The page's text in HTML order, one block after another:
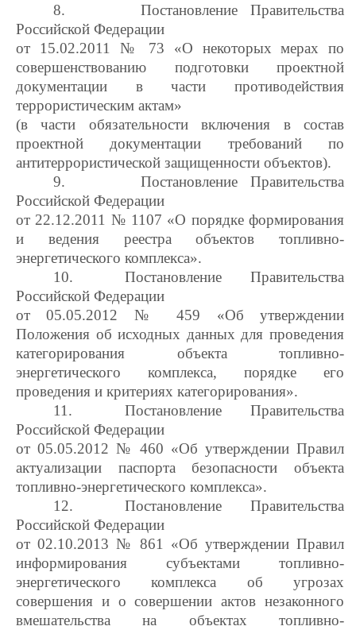
8.
Постановление Правительства
Российской Федерации
от 15.02.2011 № 73 «О некоторых мерах по
совершенствованию подготовки проектной
документации в части противодействия
террористическим актам»
(в части обязательности включения в состав
проектной документации требований по
антитеррористической защищенности объектов).
9.
Постановление Правительства
Российской Федерации
от 22.12.2011 № 1107 «О порядке формирования
и ведения реестра объектов топливно-
энергетического комплекса».
10.
Постановление Правительства
Российской Федерации
от 05.05.2012 № 459 «Об утверждении
Положения об исходных данных для проведения
категорирования объекта топливно-
энергетического комплекса, порядке его
проведения и критериях категорирования».
11.
Постановление Правительства
Российской Федерации
от 05.05.2012 № 460 «Об утверждении Правил
актуализации паспорта безопасности объекта
топливно-энергетического комплекса».
12.
Постановление Правительства
Российской Федерации
от 02.10.2013 № 861 «Об утверждении Правил
информирования субъектами топливно-
энергетического комплекса об угрозах
совершения и о совершении актов незаконного
вмешательства на объектах топливно-